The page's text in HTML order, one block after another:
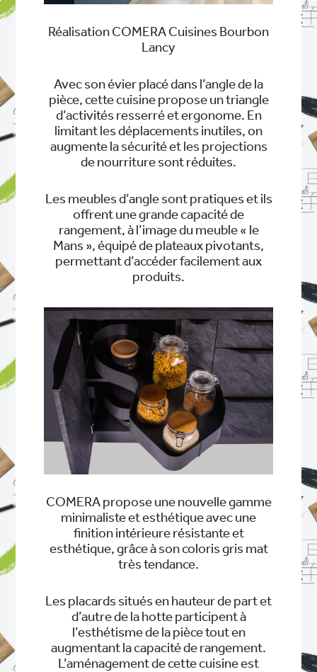
Réalisation COMERA Cuisines Bourbon
Lancy
Avec son évier placé dans l’angle de la
pièce, cette cuisine propose un triangle
d’activités resserré et ergonome. En
limitant les déplacements inutiles, on
augmente la sécurité et les projections
de nourriture sont réduites.
Les meubles d’angle sont pratiques et ils
offrent une grande capacité de
rangement, à l’image du meuble « le
Mans », équipé de plateaux pivotants,
permettant d’accéder facilement aux
produits.
COMERA propose une nouvelle gamme
minimaliste et esthétique avec une
finition intérieure résistante et
esthétique, grâce à son coloris gris mat
très tendance.
Les placards situés en hauteur de part et
d’autre de la hotte participent à
l’esthétisme de la pièce tout en
augmentant la capacité de rangement.
L’aménagement de cette cuisine est